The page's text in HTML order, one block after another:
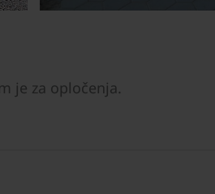
je za opločenja.